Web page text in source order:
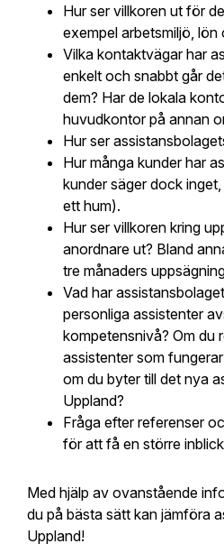
Hur ser villkoren ut för
exempel arbetsmiljö, lön
Vilka kontaktvägar har
enkelt och snabbt går
dem? Har de lokala
huvudkontor på annan
Hur ser
Hur många kunder har
kunder säger dock
ett hum).
Hur ser villkoren kring
anordnare ut? Bland
tre månaders
Vad har
personliga assistenter
kompetensnivå? Om du
assistenter som
om du byter till det nya
Uppland?
Fråga efter referenser
för att få en större
Med hjälp av ovanstående
du på bästa sätt kan jämföra
Uppland!